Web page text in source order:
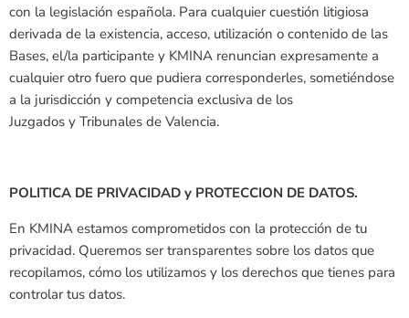
con la legislación española. Para cualquier cuestión litigiosa
derivada de la existencia, acceso, utilización o contenido de las
Bases, el/la participante y KMINA renuncian expresamente a
cualquier otro fuero que pudiera corresponderles, sometiéndose
a la jurisdicción y competencia exclusiva de los
Juzgados y Tribunales de Valencia.
POLITICA DE PRIVACIDAD y PROTECCION DE DATOS.
En KMINA estamos comprometidos con la protección de tu
privacidad. Queremos ser transparentes sobre los datos que
recopilamos, cómo los utilizamos y los derechos que tienes para
controlar tus datos.